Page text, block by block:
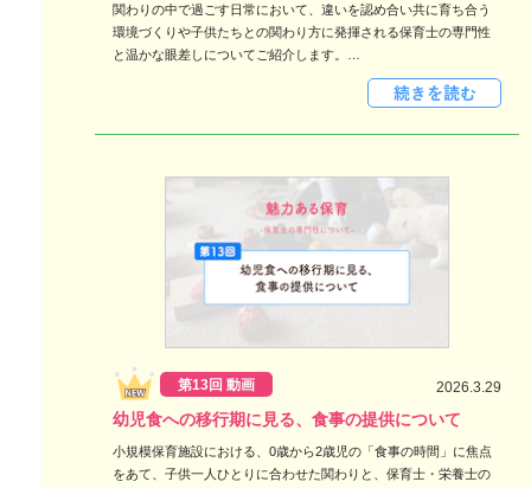
関わりの中で過ごす日常において、違いを認め合い共に育ち合う
環境づくりや子供たちとの関わり方に発揮される保育士の専門性
と温かな眼差しについてご紹介します。…
第13回 動画 2026.3.29
幼児食への移行期に見る、食事の提供について
小規模保育施設における、0歳から2歳児の「食事の時間」に焦点
をあて、子供一人ひとりに合わせた関わりと、保育士・栄養士の